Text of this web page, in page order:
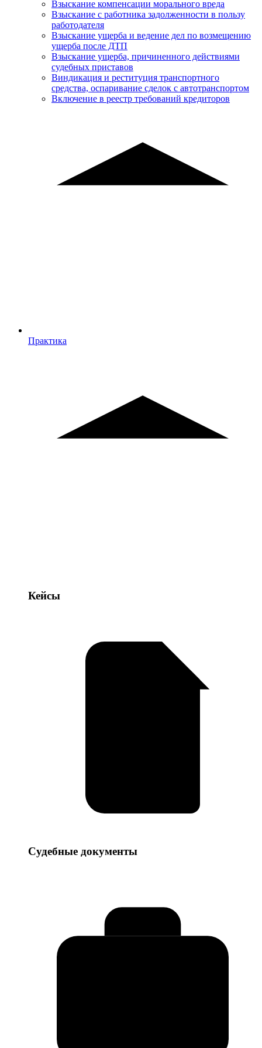
Взыскание компенсации морального вреда
Взыскание с работника задолженности в пользу
работодателя
Взыскание ущерба и ведение дел по возмещению
ущерба после ДТП
Взыскание ущерба, причиненного действиями
судебных приставов
Виндикация и реституция транспортного
средства, оспаривание сделок с автотранспортом
Включение в реестр требований кредиторов
Практика
Практика
Кейсы
Кейсы
Судебные
Судебные документы